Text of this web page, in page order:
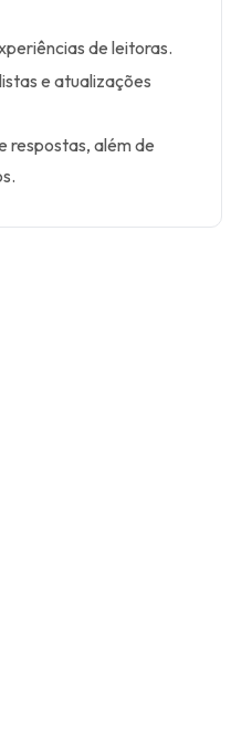
de leitoras.
e atualizações
respostas, além de